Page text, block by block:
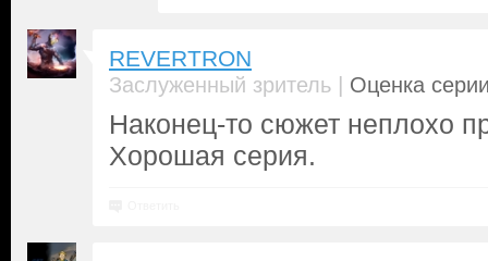
REVERTRON
Заслуженный зритель | Оценка
Наконец-то сюжет неплохо
Хорошая серия.